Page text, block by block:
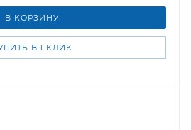
В КОРЗИНУ
В 1 КЛИК